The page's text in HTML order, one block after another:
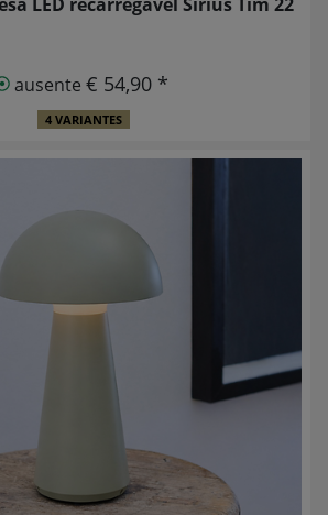
ausente € 54,90 *
4 VARIANTES